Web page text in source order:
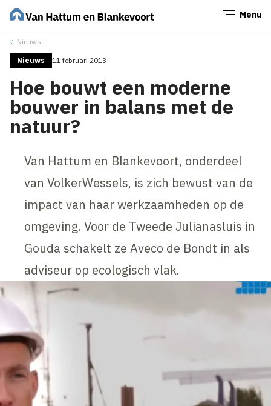
Menu
Nieuws
Nieuws 11 februari 2013
Hoe bouwt een moderne
bouwer in balans met de
natuur?
Van Hattum en Blankevoort, onderdeel
van VolkerWessels, is zich bewust van de
impact van haar werkzaamheden op de
omgeving. Voor de Tweede Julianasluis in
Gouda schakelt ze Aveco de Bondt in als
adviseur op ecologisch vlak.
Sluiten